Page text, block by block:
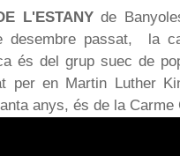
L'ESTANYde
desembre passat, la
és del grup suec de
per en Martin Luther
anys, és de la